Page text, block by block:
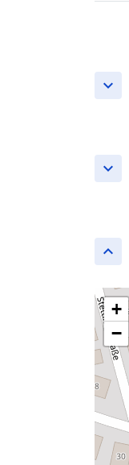
keyboard_arrow_down
keyboard_arrow_down
keyboard_arrow_up
+
−